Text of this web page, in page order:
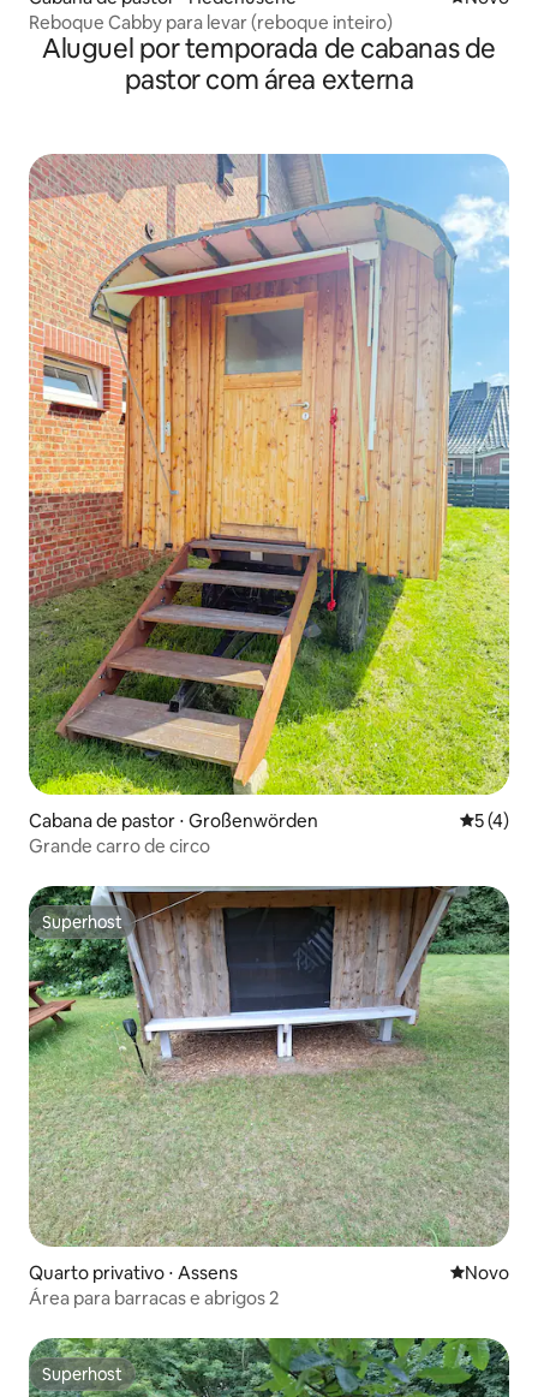
Reboque Cabby para levar (reboque inteiro)
Aluguel por temporada de cabanas de
pastor com área externa
Cabana de pastor ⋅ Großenwörden 5 de
5 (4)
Grande carro de circo
Superhost
Superhost
Quarto privativo ⋅ Assens Novo
Novo
Área para barracas e abrigos 2
Superhost
Superhost